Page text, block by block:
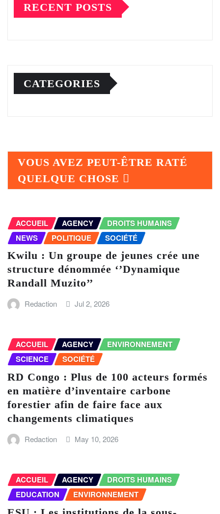
RECENT POSTS
CATEGORIES
VOUS AVEZ PEUT-ÊTRE RATÉ
QUELQUE CHOSE
ACCUEIL AGENCY
DROITS HUMAINS
NEWS
POLITIQUE SOCIÉTÉ
Kwilu : Un groupe de jeunes crée une
structure dénommée ‘’Dynamique
Randall Muzito’’
Redaction Jul 2, 2026
ACCUEIL AGENCY
ENVIRONNEMENT
SCIENCE
SOCIÉTÉ
RD Congo : Plus de 100 acteurs formés
en matière d’inventaire carbone
forestier afin de faire face aux
changements climatiques
Redaction May 10, 2026
ACCUEIL AGENCY
DROITS HUMAINS
EDUCATION
ENVIRONNEMENT